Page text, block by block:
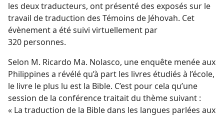
les deux traducteurs, ont présenté des exposés sur le
travail de traduction des Témoins de Jéhovah. Cet
évènement a été suivi virtuellement par
320 personnes.
Selon M. Ricardo Ma. Nolasco, une enquête menée aux
Philippines a révélé qu’à part les livres étudiés à l’école,
le livre le plus lu est la Bible. C’est pour cela qu’une
session de la conférence traitait du thème suivant :
« La traduction de la Bible dans les langues parlées aux